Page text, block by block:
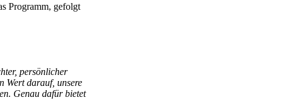
Programm, gefolgt
persönlicher
Wert darauf, unsere
Genau dafür bietet